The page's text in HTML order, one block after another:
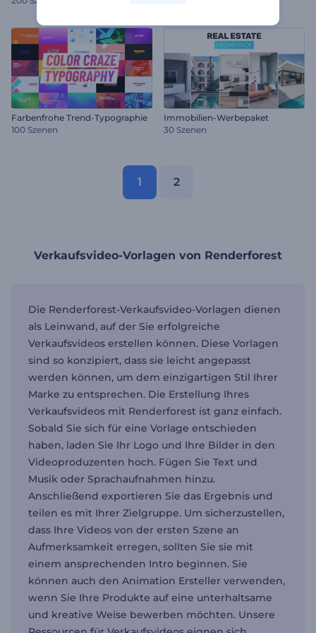
Farbenfrohe Trend-Typographie
100 Szenen
Immobilien-Werbepaket
30 Szenen
1 2
Verkaufsvideo-Vorlagen von Renderforest
Die Renderforest-Verkaufsvideo-Vorlagen dienen
als Leinwand, auf der Sie erfolgreiche
Verkaufsvideos erstellen können. Diese Vorlagen
sind so konzipiert, dass sie leicht angepasst
werden können, um dem einzigartigen Stil Ihrer
Marke zu entsprechen. Die Erstellung Ihres
Verkaufsvideos mit Renderforest ist ganz einfach.
Sobald Sie sich für eine Vorlage entschieden
haben, laden Sie Ihr Logo und Ihre Bilder in den
Videoproduzenten hoch. Fügen Sie Text und
Musik oder Sprachaufnahmen hinzu.
Anschließend exportieren Sie das Ergebnis und
teilen es mit Ihrer Zielgruppe. Um sicherzustellen,
dass Ihre Videos von der ersten Szene an
Aufmerksamkeit erregen, sollten Sie sie mit
einem ansprechenden Intro beginnen. Sie
können auch den Animation Ersteller verwenden,
wenn Sie Ihre Produkte auf eine unterhaltsame
und kreative Weise bewerben möchten. Unsere